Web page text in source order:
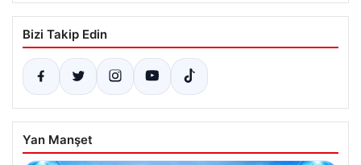
Bizi Takip Edin
Yan Manşet